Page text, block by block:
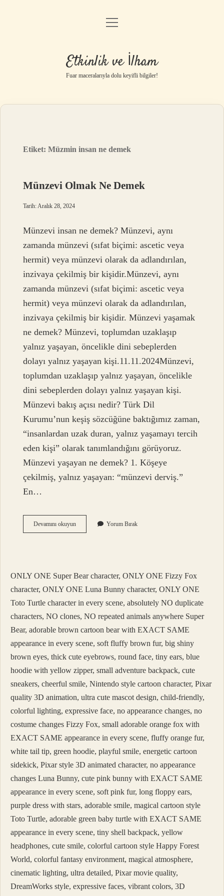
Anasayfa
Gizlilik Politikası
Yasal Uyarı
menüyü
Etkinlik ve İlham
Fuar maceralarıyla dolu keyifli bilgiler!
Etiket:Müzmin insan ne demek
Münzevi Olmak Ne Demek
Tarih: Aralık 28, 2024
Münzevi insan ne demek? Münzevi, aynı
zamanda münzevi (sıfat biçimi: ascetic veya
hermit) veya münzevi olarak da adlandırılan,
inzivaya çekilmiş bir kişidir.Münzevi, aynı
zamanda münzevi (sıfat biçimi: ascetic veya
hermit) veya münzevi olarak da adlandırılan,
inzivaya çekilmiş bir kişidir. Münzevi yaşamak
ne demek? Münzevi, toplumdan uzaklaşıp
yalnız yaşayan, öncelikle dini sebeplerden
dolayı yalnız yaşayan kişi.11.11.2024Münzevi,
toplumdan uzaklaşıp yalnız yaşayan, öncelikle
dini sebeplerden dolayı yalnız yaşayan kişi.
Münzevi bakış açısı nedir? Türk Dil
Kurumu’nun keşiş sözcüğüne baktığımız zaman,
“insanlardan uzak duran, yalnız yaşamayı tercih
eden kişi” olarak tanımlandığını görüyoruz.
Münzevi yaşayan ne demek? 1. Köşeye
çekilmiş, yalnız yaşayan: ​​“münzevi derviş.”
En…
Devamını okuyunMünzevi
Olmak
Yorum Bırak
ONLY ONE Super Bear character, ONLY ONE Fizzy Fox
character, ONLY ONE Luna Bunny character, ONLY ONE
Toto Turtle character in every scene, absolutely NO duplicate
characters, NO clones, NO repeated animals anywhere Super
Bear, adorable brown cartoon bear with EXACT SAME
appearance in every scene, soft fluffy brown fur, big shiny
brown eyes, thick cute eyebrows, round face, tiny ears, blue
hoodie with yellow zipper, small adventure backpack, cute
sneakers, cheerful smile, Nintendo style cartoon character, Pixar
quality 3D animation, ultra cute mascot design, child-friendly,
colorful lighting, expressive face, no appearance changes, no
costume changes Fizzy Fox, small adorable orange fox with
EXACT SAME appearance in every scene, fluffy orange fur,
white tail tip, green hoodie, playful smile, energetic cartoon
sidekick, Pixar style 3D animated character, no appearance
changes Luna Bunny, cute pink bunny with EXACT SAME
appearance in every scene, soft pink fur, long floppy ears,
purple dress with stars, adorable smile, magical cartoon style
Toto Turtle, adorable green baby turtle with EXACT SAME
appearance in every scene, tiny shell backpack, yellow
headphones, cute smile, colorful cartoon style Happy Forest
World, colorful fantasy environment, magical atmosphere,
cinematic lighting, ultra detailed, Pixar movie quality,
DreamWorks style, expressive faces, vibrant colors, 3D